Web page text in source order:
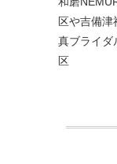
区や吉備
真ブライダ
区